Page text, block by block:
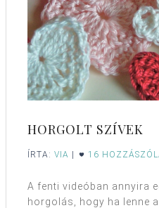
HORGOLT SZÍVEK
ÍRTA: VIA 16
A fenti videóban annyira
horgolás, hogy ha lenne